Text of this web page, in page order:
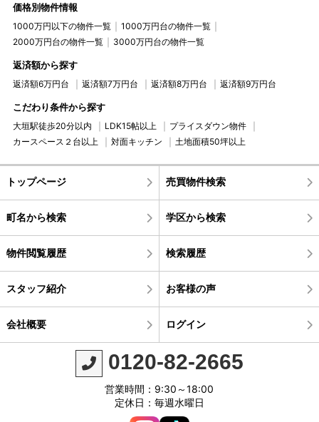
価格別物件情報
1000万円以下の物件一覧
1000万円台の物件一覧
2000万円台の物件一覧
3000万円台の物件一覧
返済額から探す
返済額6万円台 返済額7万円台 返済額8万円台 返済額9万円台
こだわり条件から探す
大垣駅徒歩20分以内 LDK15帖以上
プライスダウン物件
カースペース２台以上
対面キッチン 土地面積50坪以上
トップページ 売買物件検索
町名から検索 学区から検索
物件閲覧履歴 検索履歴
スタッフ紹介 お客様の声
会社概要 ログイン
0120-82-2665
営業時間：9:30～18:00
定休日：毎週水曜日